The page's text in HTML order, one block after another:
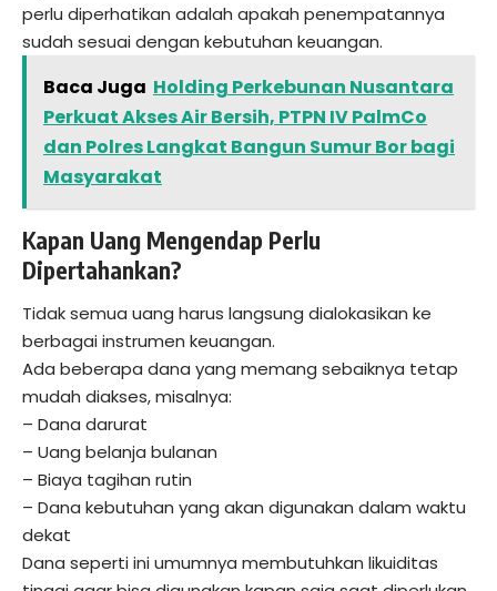
perlu diperhatikan adalah apakah penempatannya
sudah sesuai dengan kebutuhan keuangan.
Baca Juga Holding Perkebunan Nusantara
Perkuat Akses Air Bersih, PTPN IV PalmCo
dan Polres Langkat Bangun Sumur Bor bagi
Masyarakat
Kapan Uang Mengendap Perlu
Dipertahankan?
Tidak semua uang harus langsung dialokasikan ke
berbagai instrumen keuangan.
Ada beberapa dana yang memang sebaiknya tetap
mudah diakses, misalnya:
– Dana darurat
– Uang belanja bulanan
– Biaya tagihan rutin
– Dana kebutuhan yang akan digunakan dalam waktu
dekat
Dana seperti ini umumnya membutuhkan likuiditas